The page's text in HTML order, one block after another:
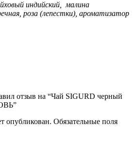
индийский, малина
роза (лепестки), ароматизатор
отзыв на “Чай SIGURD черный
опубликован. Обязательные поля